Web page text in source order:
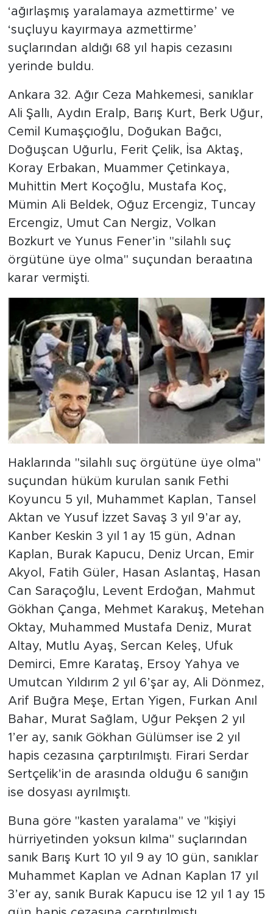
‘ağırlaşmış yaralamaya azmettirme’ ve
‘suçluyu kayırmaya azmettirme’
suçlarından aldığı 68 yıl hapis cezasını
yerinde buldu.
Ankara 32. Ağır Ceza Mahkemesi, sanıklar
Ali Şallı, Aydın Eralp, Barış Kurt, Berk Uğur,
Cemil Kumaşçıoğlu, Doğukan Bağcı,
Doğuşcan Uğurlu, Ferit Çelik, İsa Aktaş,
Koray Erbakan, Muammer Çetinkaya,
Muhittin Mert Koçoğlu, Mustafa Koç,
Mümin Ali Beldek, Oğuz Ercengiz, Tuncay
Ercengiz, Umut Can Nergiz, Volkan
Bozkurt ve Yunus Fener’in "silahlı suç
örgütüne üye olma" suçundan beraatına
karar vermişti.
Haklarında "silahlı suç örgütüne üye olma"
suçundan hüküm kurulan sanık Fethi
Koyuncu 5 yıl, Muhammet Kaplan, Tansel
Aktan ve Yusuf İzzet Savaş 3 yıl 9’ar ay,
Kanber Keskin 3 yıl 1 ay 15 gün, Adnan
Kaplan, Burak Kapucu, Deniz Urcan, Emir
Akyol, Fatih Güler, Hasan Aslantaş, Hasan
Can Saraçoğlu, Levent Erdoğan, Mahmut
Gökhan Çanga, Mehmet Karakuş, Metehan
Oktay, Muhammed Mustafa Deniz, Murat
Altay, Mutlu Ayaş, Sercan Keleş, Ufuk
Demirci, Emre Karataş, Ersoy Yahya ve
Umutcan Yıldırım 2 yıl 6’şar ay, Ali Dönmez,
Arif Buğra Meşe, Ertan Yigen, Furkan Anıl
Bahar, Murat Sağlam, Uğur Pekşen 2 yıl
1’er ay, sanık Gökhan Gülümser ise 2 yıl
hapis cezasına çarptırılmıştı. Firari Serdar
Sertçelik’in de arasında olduğu 6 sanığın
ise dosyası ayrılmıştı.
Buna göre "kasten yaralama" ve "kişiyi
hürriyetinden yoksun kılma" suçlarından
sanık Barış Kurt 10 yıl 9 ay 10 gün, sanıklar
Muhammet Kaplan ve Adnan Kaplan 17 yıl
3’er ay, sanık Burak Kapucu ise 12 yıl 1 ay 15